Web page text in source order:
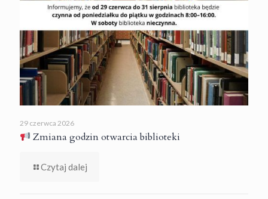
29 czerwca 2026
Zmiana godzin otwarcia biblioteki
Czytaj dalej